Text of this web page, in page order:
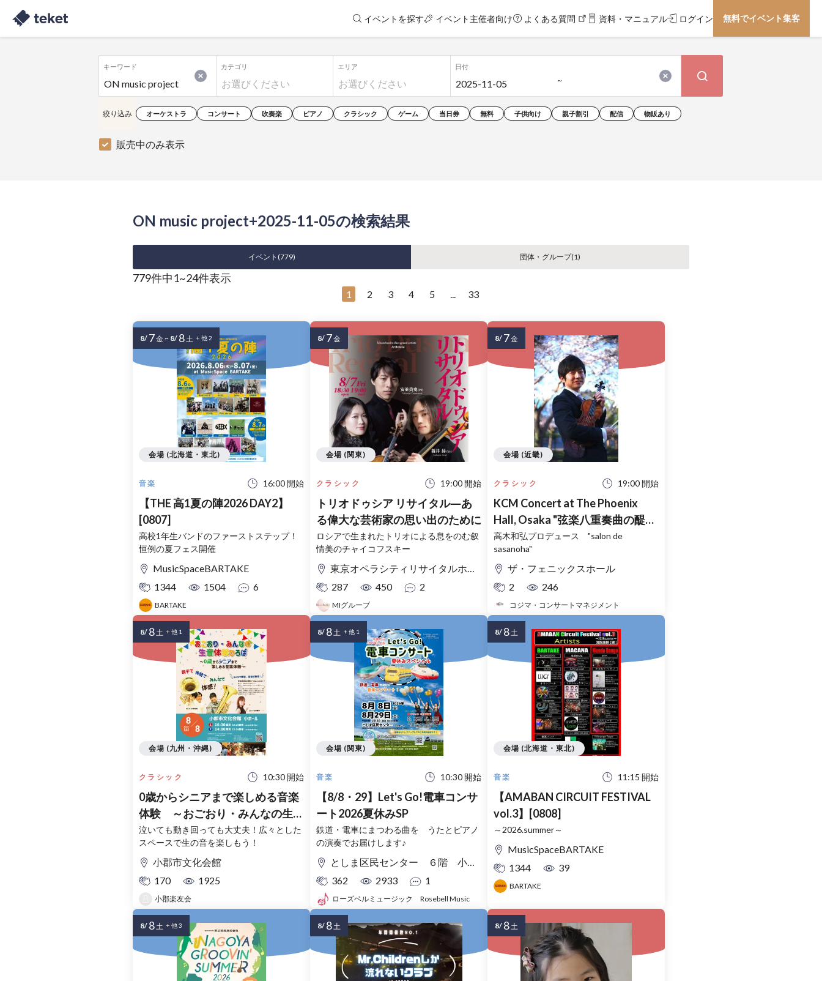
イベントを探す イベント主催者向け よくある質問 資料・マニュアル ログイン 無料でイベント集客
キーワード
オーケストラ コンサート 吹奏楽 ピアノ クラシック ゲーム 当日券 無料 子供向け 親子割引 配信 物販あり
カテゴリ エリア 日付
販売中のみ表示
絞り込み
ON music project+2025-11-05の検索結果
イベント(779) 団体・グループ(1)
779件中1~24件表示
1 2 3 4 5 ... 33
音楽 16:00 開始
【THE 高1夏の陣2026 DAY2】
[0807]
高校1年生バンドのファーストステップ！
恒例の夏フェス開催
MusicSpaceBARTAKE
1344
1504 6
BARTAKE
会場 (北海道・東北)
8/ 7金~ 8/ 8土 + 他 2
クラシック 19:00 開始
トリオドゥシア リサイタル―あ
る偉大な芸術家の思い出のために
ロシアで生まれたトリオによる息をのむ叙
情美のチャイコフスキー
東京オペラシティリサイタルホール
287
450 2
MIグループ
会場 (関東)
8/ 7金
クラシック 19:00 開始
KCM Concert at The Phoenix
Hall, Osaka "弦楽八重奏曲の醍醐
味"
高木和弘プロデュース "salon de
sasanoha"
ザ・フェニックスホール
2
246
コジマ・コンサートマネジメント
会場 (近畿)
8/ 7金
クラシック 10:30 開始
0歳からシニアまで楽しめる音楽
体験 ～おごおり・みんなの生音
体験広場
泣いても動き回っても大丈夫！広々とした
スペースで生の音を楽しもう！
小郡市文化会館
170
1925
小郡楽友会
会場 (九州・沖縄)
8/ 8土 + 他 1
音楽 10:30 開始
【8/8・29】Let's Go!電車コンサ
ート2026夏休みSP
鉄道・電車にまつわる曲を うたとピアノ
の演奏でお届けします♪
としま区民センター ６階 小ホール
362
2933 1
ローズベルミュージック Rosebell Music
会場 (関東)
8/ 8土 + 他 1
音楽 11:15 開始
【AMABAN CIRCUIT FESTIVAL
vol.3】[0808]
～2026.summer～
MusicSpaceBARTAKE
1344
39
BARTAKE
会場 (北海道・東北)
8/ 8土
8/ 8土 + 他 3 8/ 8土 8/ 8土